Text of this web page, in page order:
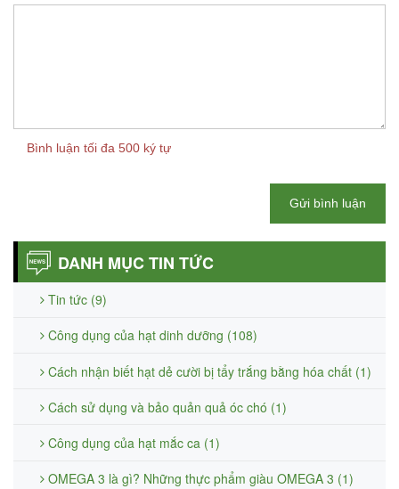
Bình luận tối đa 500 ký tự
Gửi bình luận
DANH MỤC TIN TỨC
Tin tức (9)
Công dụng của hạt dinh dưỡng (108)
Cách nhận biết hạt dẻ cười bị tẩy trắng bằng hóa chất (1)
Cách sử dụng và bảo quản quả óc chó (1)
Công dụng của hạt mắc ca (1)
OMEGA 3 là gì? Những thực phẩm giàu OMEGA 3 (1)